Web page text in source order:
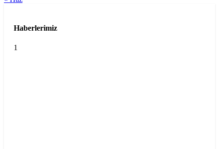
Haberlerimiz
1